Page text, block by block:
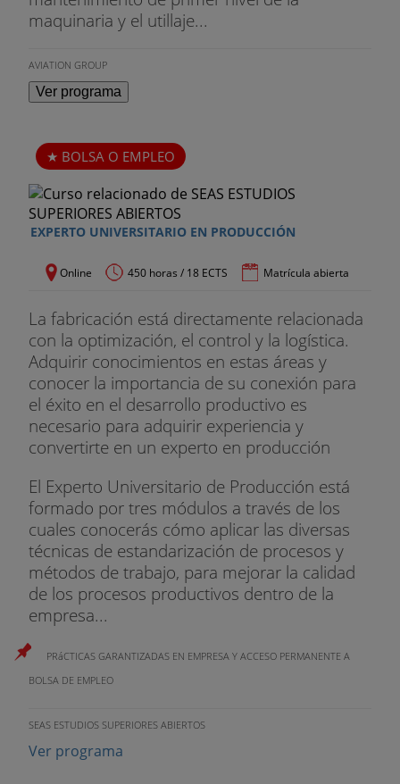
maquinaria y el utillaje...
AVIATION GROUP
Ver programa
BOLSA O EMPLEO
EXPERTO UNIVERSITARIO EN PRODUCCIÓN
Online 450 horas / 18 ECTS Matrícula abierta
La fabricación está directamente relacionada
con la optimización, el control y la logística.
Adquirir conocimientos en estas áreas y
conocer la importancia de su conexión para
el éxito en el desarrollo productivo es
necesario para adquirir experiencia y
convertirte en un experto en producción
El Experto Universitario de Producción está
formado por tres módulos a través de los
cuales conocerás cómo aplicar las diversas
técnicas de estandarización de procesos y
métodos de trabajo, para mejorar la calidad
de los procesos productivos dentro de la
empresa...
PRáCTICAS GARANTIZADAS EN EMPRESA Y ACCESO PERMANENTE A
BOLSA DE EMPLEO
SEAS ESTUDIOS SUPERIORES ABIERTOS
Ver programa